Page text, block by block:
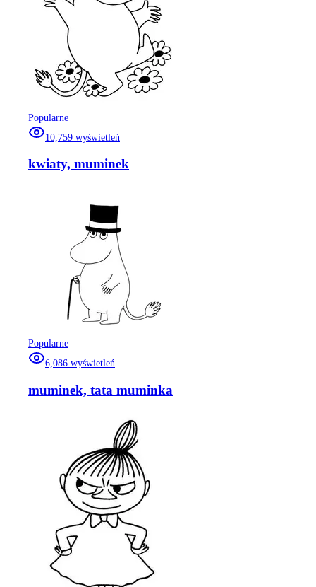
Popularne
10,759 wyświetleń
kwiaty, muminek
Popularne
6,086 wyświetleń
muminek, tata muminka